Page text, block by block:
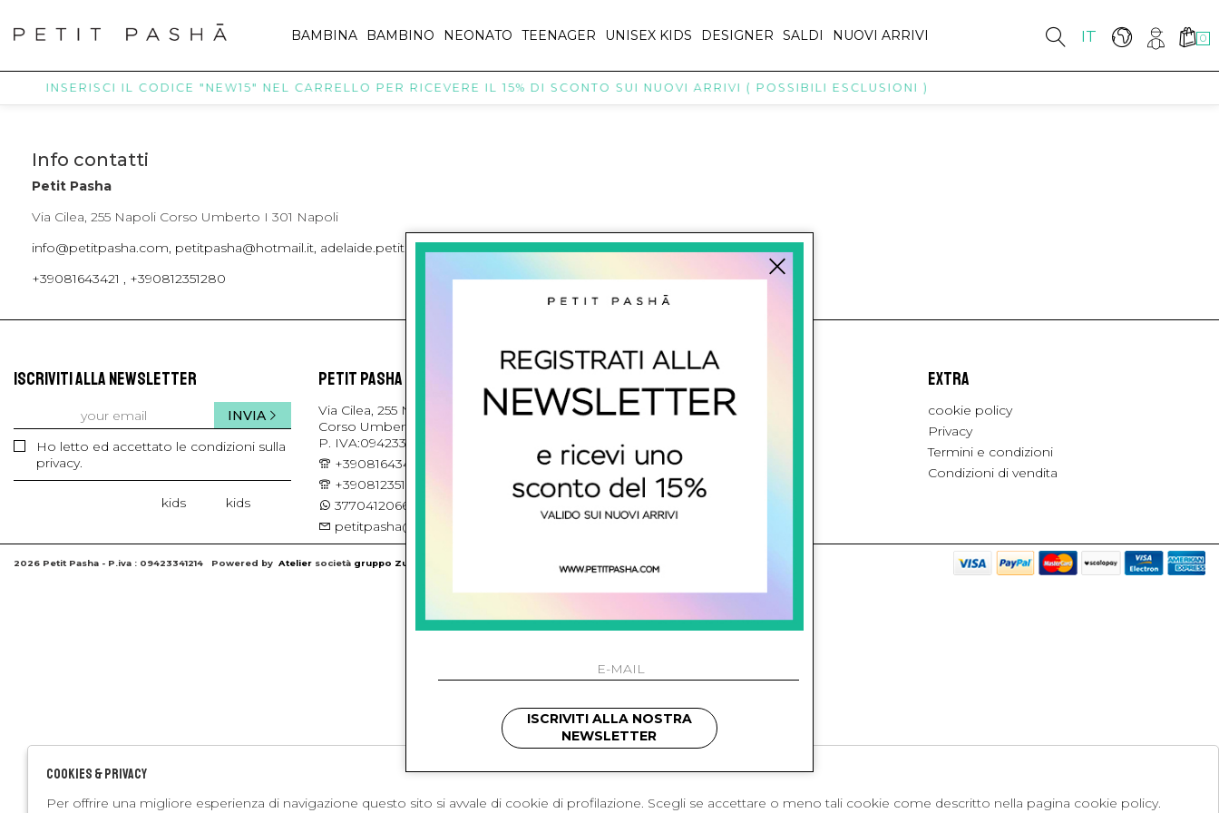
IT 0
BAMBINA BAMBINO NEONATO TEENAGER UNISEX KIDS DESIGNER SALDI NUOVI ARRIVI
INSERISCI IL CODICE "NEW15" NEL CARRELLO PER RICEVERE IL 15% DI SCONTO SUI NUOVI ARRIVI ( POSSIBILI ESCLUSIONI )
Info contatti
Petit Pasha
Via Cilea, 255 Napoli Corso Umberto I 301 Napoli
info@petitpasha.com, petitpasha@hotmail.it, adelaide.petitpasha@hotmail.com
+39081643421 , +390812351280
ISCRIVITI ALLA NEWSLETTER
Ho letto ed accettato le condizioni sulla
privacy.
INVIA
kids kids
PETIT PASHA
Via Cilea, 255 Napoli
Corso Umberto I 301 Napoli - Italia
P. IVA:09423341214
+39081643421
+390812351280
3770412066 , 3397314295
petitpasha@hotmail.it
L'azienda
Contatti
Pagamenti
Spedizione
EXTRA
cookie policy
Privacy
Termini e condizioni
Condizioni di vendita
2026 Petit Pasha - P.iva : 09423341214 Powered by Atelier società gruppo Zucchetti
ISCRIVITI ALLA NOSTRA
NEWSLETTER
Cookies & Privacy
Per offrire una migliore esperienza di navigazione questo sito si avvale di cookie di profilazione. Scegli se accettare o meno tali cookie come descritto nella pagina cookie policy.